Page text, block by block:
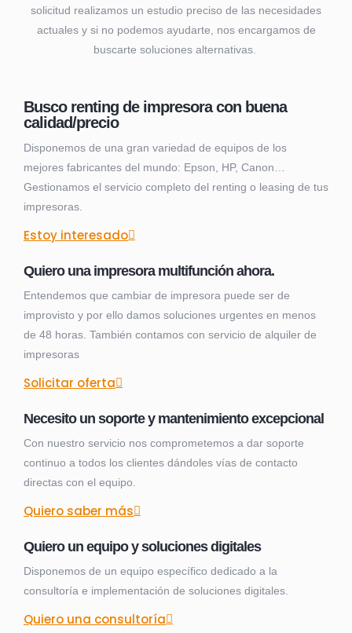
solicitud realizamos un estudio preciso de las necesidades
actuales y si no podemos ayudarte, nos encargamos de
buscarte soluciones alternativas.
Busco renting de impresora con buena
calidad/precio
Disponemos de una gran variedad de equipos de los
mejores fabricantes del mundo: Epson, HP, Canon…
Gestionamos el servicio completo del renting o leasing de tus
impresoras.
Estoy interesado
Quiero una impresora multifunción ahora.
Entendemos que cambiar de impresora puede ser de
improvisto y por ello damos soluciones urgentes en menos
de 48 horas. También contamos con servicio de alquiler de
impresoras
Solicitar oferta
Necesito un soporte y mantenimiento excepcional
Con nuestro servicio nos comprometemos a dar soporte
continuo a todos los clientes dándoles vías de contacto
directas con el equipo.
Quiero saber más
Quiero un equipo y soluciones digitales
Disponemos de un equipo específico dedicado a la
consultoría e implementación de soluciones digitales.
Quiero una consultoría